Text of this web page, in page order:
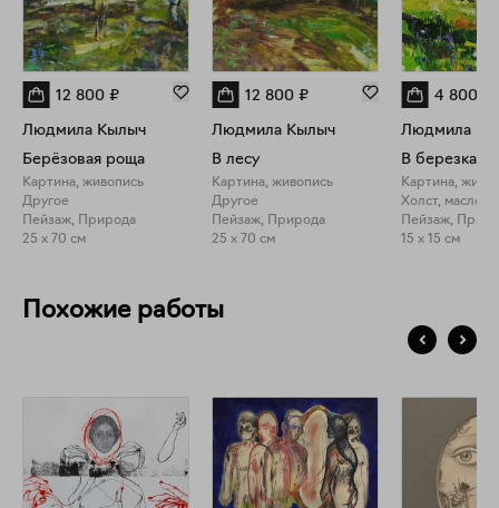
12 800 ₽
Людмила Кылыч
Берёзовая роща
Картина, живопись
Другое
Пейзаж, Природа
25 x 70 см
12 800 ₽
Людмила Кылыч
В лесу
Картина, живопись
Другое
Пейзаж, Природа
25 x 70 см
4 800
Людмила
В березках
Картина,
Холст, масло
Пейзаж,
15 x 15 см
Похожие работы